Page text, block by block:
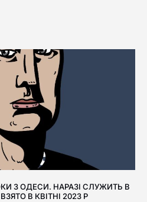
З ОДЕСИ. НАРАЗІ СЛУЖИТЬ В
В КВІТНІ 2023 Р